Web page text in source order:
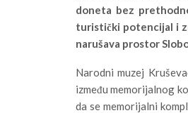
doneta bez
turistički potencijal i
narušava prostor
Narodni muzej
između memorijalnog
da se memorijalni